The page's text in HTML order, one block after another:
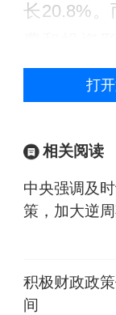
长20.8%。
费、设备
持两位数
部分传统生
中国银河
一财经，
业“抢出口
月出口数
打
相关阅读
中央强调及
策，加大逆
积极财政政
间